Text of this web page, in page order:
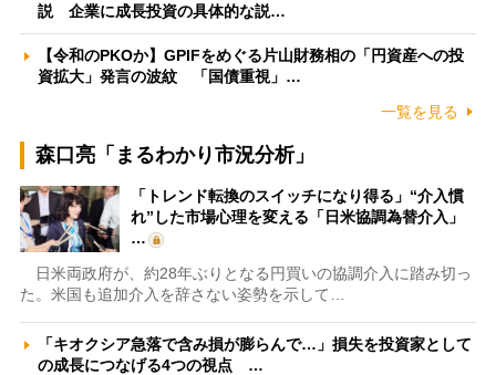
説 企業に成長投資の具体的な説…
【令和のPKOか】GPIFをめぐる片山財務相の「円資産への投
資拡大」発言の波紋 「国債重視」…
一覧を見る
森口亮「まるわかり市況分析」
「トレンド転換のスイッチになり得る」“介入慣
れ”した市場心理を変える「日米協調為替介入」
…
日米両政府が、約28年ぶりとなる円買いの協調介入に踏み切っ
た。米国も追加介入を辞さない姿勢を示して…
「キオクシア急落で含み損が膨らんで…」損失を投資家として
の成長につなげる4つの視点 …